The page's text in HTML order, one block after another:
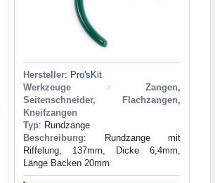
Hersteller: Pro'sKit
Werkzeuge
>
Zangen,
Seitenschneider, Flachzangen,
Kneifzangen
Typ: Rundzange
Beschreibung: Rundzange mit
Riffelung, 137mm, Dicke 6,4mm,
Länge Backen 20mm